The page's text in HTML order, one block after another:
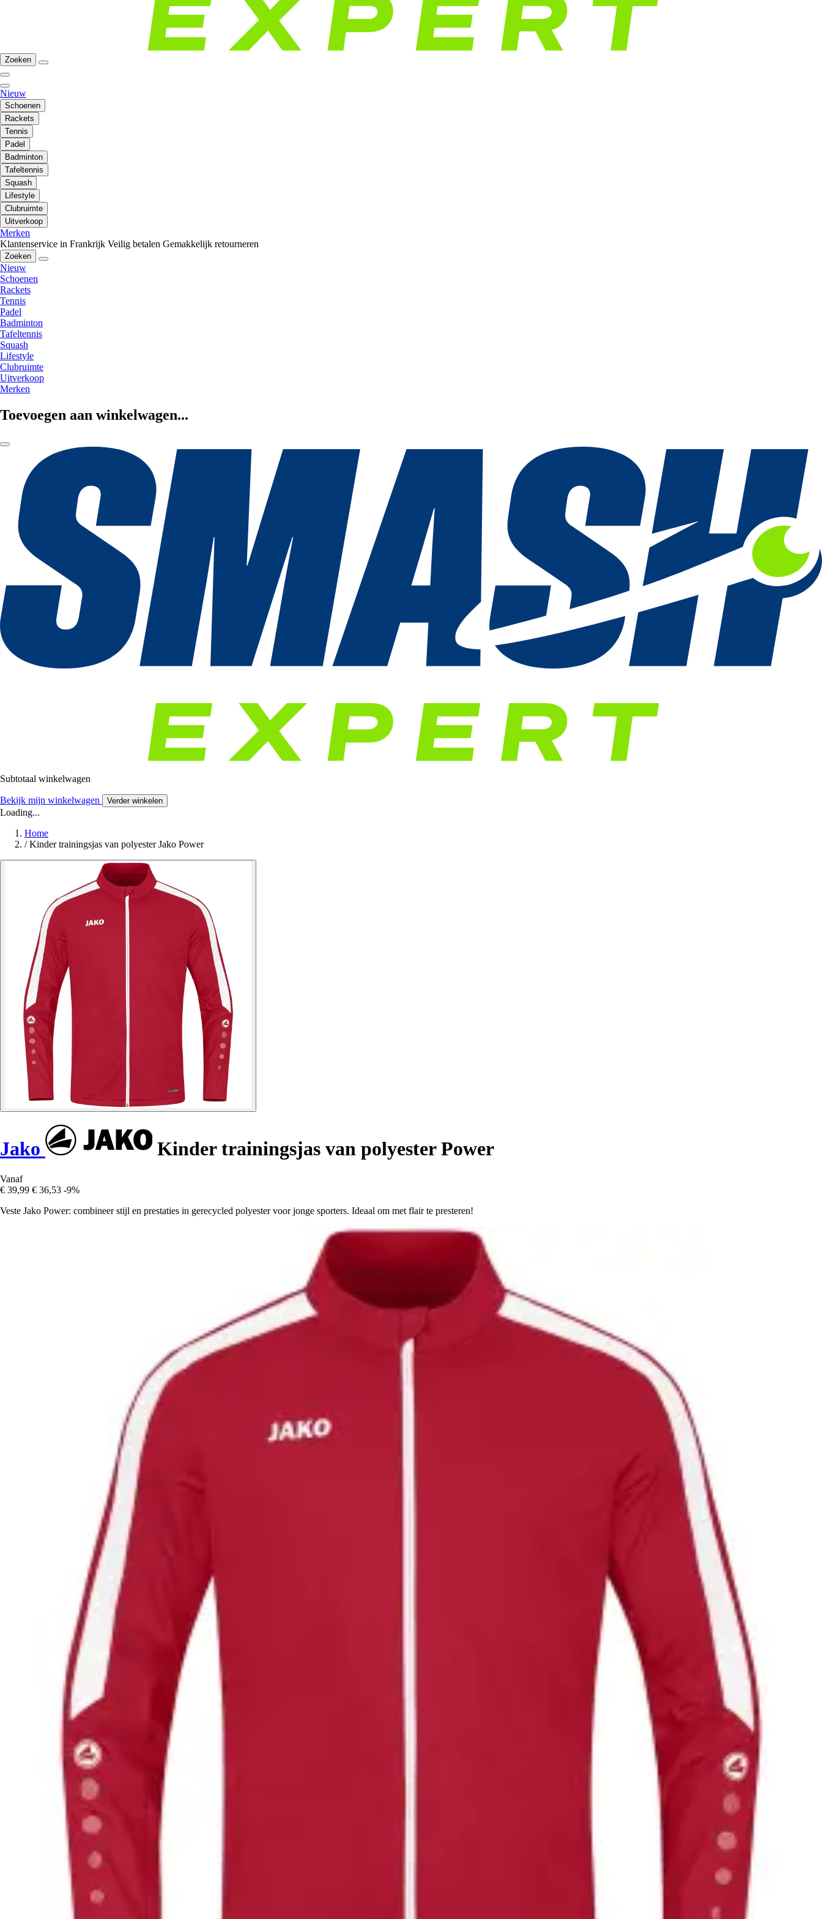
Zoeken
Nieuw
Schoenen
Rackets
Tennis
Padel
Badminton
Tafeltennis
Squash
Lifestyle
Clubruimte
Uitverkoop
Merken
Klantenservice in Frankrijk Veilig betalen Gemakkelijk retourneren
Zoeken
Nieuw
Schoenen
Rackets
Tennis
Padel
Badminton
Tafeltennis
Squash
Lifestyle
Clubruimte
Uitverkoop
Merken
Toevoegen aan winkelwagen...
Subtotaal winkelwagen
Bekijk mijn winkelwagen Verder winkelen
Loading...
Home
/ Kinder trainingsjas van polyester Jako Power
Jako Kinder trainingsjas van polyester Power
Vanaf
€ 39,99 € 36,53 -9%
Veste Jako Power: combineer stijl en prestaties in gerecycled polyester voor jonge sporters. Ideaal om met flair te presteren!